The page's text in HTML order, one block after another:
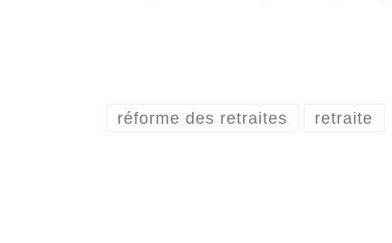
réforme des retraites retraite